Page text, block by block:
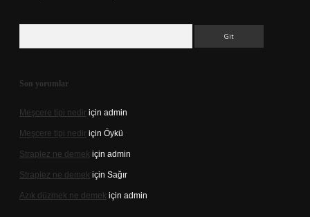
Son yorumlar
Meşcere tipi nedir için admin
Meşcere tipi nedir için Öykü
Straplez ne demek için admin
Straplez ne demek için Sağır
Azık düzmek ne demek için admin